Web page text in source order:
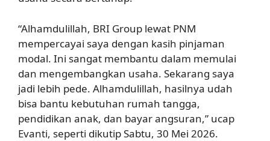
“Alhamdulillah, BRI Group lewat PNM
mempercayai saya dengan kasih pinjaman
modal. Ini sangat membantu dalam memulai
dan mengembangkan usaha. Sekarang saya
jadi lebih pede. Alhamdulillah, hasilnya udah
bisa bantu kebutuhan rumah tangga,
pendidikan anak, dan bayar angsuran,” ucap
Evanti, seperti dikutip Sabtu, 30 Mei 2026.